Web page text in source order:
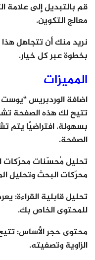
قم بالتبديل إلى علامة
معالج التكوين.
نريد منك أن تتجاهل
بخطوة عبر كل خيار.
المميزات
اضافة الوردبريس
تتيح لك هذه الصفحة
بسهولة. افتراضيًا يتم
الصفحة.
تحليل مُحسّنات
محرّكات البحث وتحليل
تحليل قابلية القراءة:
للمحتوى الخاص بك.
محتوى حجر الأساس:
الزاوية وتصفيته.